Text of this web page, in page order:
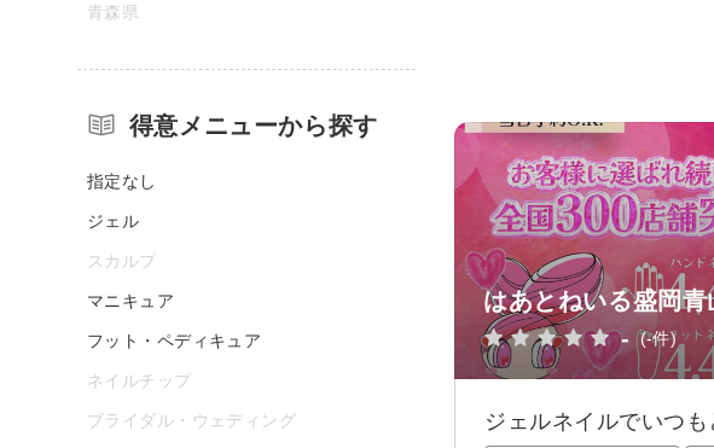
はあとねいる盛岡青
- (-件)
ジェルネイルでいつ
青森県
得意メニューから探す
指定なし
ジェル
スカルプ
マニキュア
フット・ペディキュア
ネイルチップ
ブライダル・ウェディング